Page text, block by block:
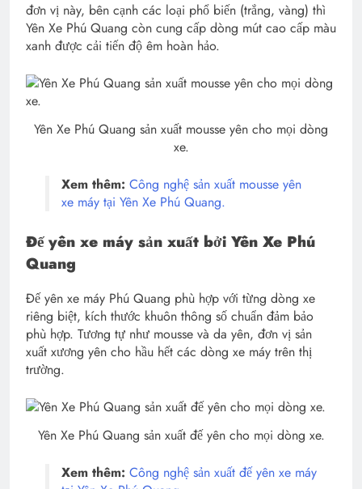
đơn vị này, bên cạnh các loại phổ biến (trắng, vàng) thì
Yên Xe Phú Quang còn cung cấp dòng mút cao cấp màu
xanh được cải tiến độ êm hoàn hảo.
Yên Xe Phú Quang sản xuất mousse yên cho mọi dòng
xe.
Xem thêm: Công nghệ sản xuất mousse yên
xe máy tại Yên Xe Phú Quang.
Đế yên xe máy sản xuất bởi Yên Xe Phú
Quang
Đế yên xe máy Phú Quang phù hợp với từng dòng xe
riêng biệt, kích thước khuôn thông số chuẩn đảm bảo
phù hợp. Tương tự như mousse và da yên, đơn vị sản
xuất xương yên cho hầu hết các dòng xe máy trên thị
trường.
Yên Xe Phú Quang sản xuất đế yên cho mọi dòng xe.
Xem thêm: Công nghệ sản xuất đế yên xe máy